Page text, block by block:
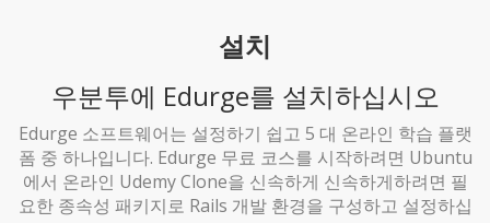
설치
우분투에 Edurge를 설치하십시오
Edurge 소프트웨어는 설정하기 쉽고 5 대 온라인 학습 플랫
폼 중 하나입니다. Edurge 무료 코스를 시작하려면 Ubuntu
에서 온라인 Udemy Clone을 신속하게 신속하게하려면 필
요한 종속성 패키지로 Rails 개발 환경을 구성하고 설정하십